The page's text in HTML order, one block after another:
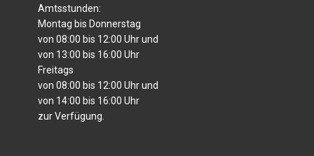
Amtsstunden:
Montag bis Donnerstag
von 08:00 bis 12:00 Uhr und
von 13:00 bis 16:00 Uhr
Freitags
von 08:00 bis 12:00 Uhr und
von 14:00 bis 16:00 Uhr
zur Verfügung.